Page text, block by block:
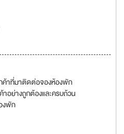
ค้าที่มาติดต่อจองห้องพัก
อย่างถูกต้องและครบถ้วน
งพัก